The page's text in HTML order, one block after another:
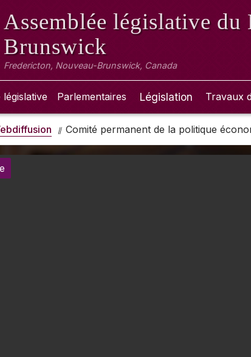
Assemblée législative du
Brunswick
Fredericton, Nouveau-Brunswick, Canada
législative Parlementaires Législation Travaux
Comité permanent de la politique